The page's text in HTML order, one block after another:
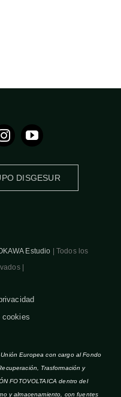
DISGESUR
Estudio | Todos los
|
cookies
Europea con cargo al Fondo
Trasformación y
FOTOVOLTAICA dentro del
y almacenamiento, con fuentes